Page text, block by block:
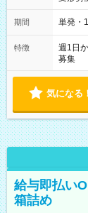
～21：
期間 単発・
特徴
週1日
募集
気になる！
給与即払い
箱詰め